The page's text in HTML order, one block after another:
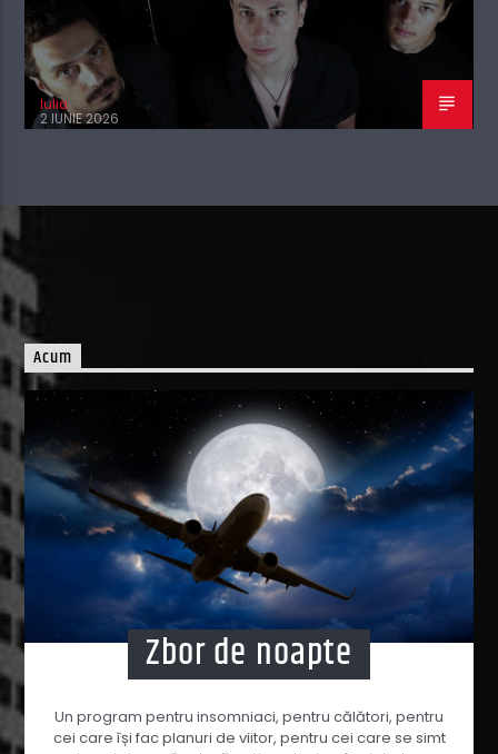
Iulia
2 IUNIE 2026
Acum
Zbor de noapte
Un program pentru insomniaci, pentru călători, pentru
cei care își fac planuri de viitor, pentru cei care se simt